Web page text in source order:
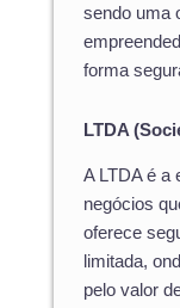
sendo uma
forma
LTDA
A LTDA é a
negócios
oferece
limitada,
pelo valor